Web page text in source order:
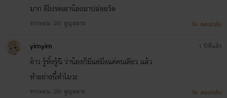
ฟางไม่ได้เรียนจบในระดับ มหาวิทยาลัย เพราะฉะนั้นเวลาปิด
เปิด เวลาเรียน ทุกอย่างที่เกี่ยวกับช่วงมหาวิทยาลัย
ฟางอาศัยถาม
อย่าง แต่จะพยายามเลี่ยงช่วงเรียนเน้อ
มาก อิโปรดเอาน้องมาปล่อยวัด
จากตอน: 28/ สูญสลาย ตอบกลับ
yimyim
อ้าว รู้ทั้งรู้นิ ว่าน้องก็มีแต่มึงแค่คนเดียว แล้ว
ทำอย่างนี้ทำไมวะ
จากตอน: 28/ สูญสลาย
1 ปีที่แล้ว
ตอบกลับ